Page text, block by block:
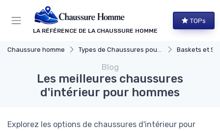
LA RÉFÉRENCE DE LA CHAUSSURE HOMME
TOPs
Chaussure homme Types de Chaussures pour Hommes Baskets et
Blog
Les meilleures chaussures
d'intérieur pour hommes
Explorez les options de chaussures d'intérieur pour
Panneau de gestion des cookies